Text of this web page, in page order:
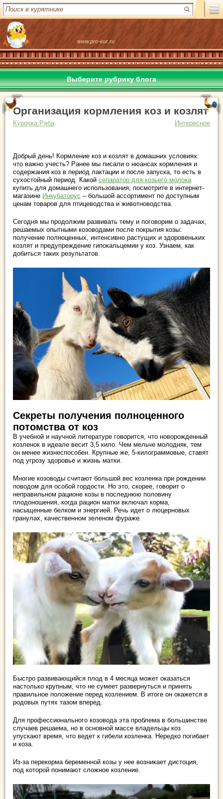
www.pro-kur.ru
Выберите рубрику блога
Организация кормления коз и козлят
Курочка Ряба Интересное
Добрый день! Кормление коз и козлят в домашних условиях:
что важно учесть? Ранее мы писали о нюансах кормления и
содержания коз в период лактации и после запуска, то есть в
сухостойный период. Какой сепаратор для козьего молока
купить для домашнего использования, посмотрите в интернет-
магазине Инкубаторус – большой ассортимент по доступным
ценам товаров для птицеводства и животноводства.
Сегодня мы продолжим развивать тему и поговорим о задачах,
решаемых опытными козоводами после покрытия козы:
получение полноценных, интенсивно растущих и здоровеньких
козлят и предупреждение гипокальцемии у коз. Узнаем, как
добиться таких результатов.
Секреты получения полноценного
потомства от коз
В учебной и научной литературе говорится, что новорожденный
козленок в идеале весит 3,5 кило. Чем мельче молодняк, тем
он менее жизнеспособен. Крупные же, 5-килограммовые, ставят
под угрозу здоровье и жизнь матки.
Многие козоводы считают большой вес козленка при рождении
поводом для особой гордости. Но это, скорее, говорит о
неправильном рационе козы в последнюю половину
плодоношения, когда рацион матки включал корма,
насыщенные белком и энергией. Речь идет о люцерновых
гранулах, качественном зеленом фураже.
Быстро развивающийся плод в 4 месяца может оказаться
настолько крупным, что не сумеет развернуться и принять
правильное положение перед козлением. В итоге он окажется в
родовых путях тазом вперед.
Для профессионального козовода эта проблема в большинстве
случаев решаема, но в основной массе владельцы коз
упускают время, что ведет к гибели козленка. Нередко погибает
и коза.
Из-за перекорма беременной козы у нее возникает дистоция,
под которой понимают сложное козление.